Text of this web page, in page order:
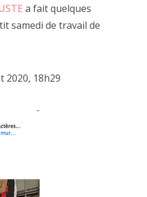
a fait quelques
samedi de travail de
2020, 18h29